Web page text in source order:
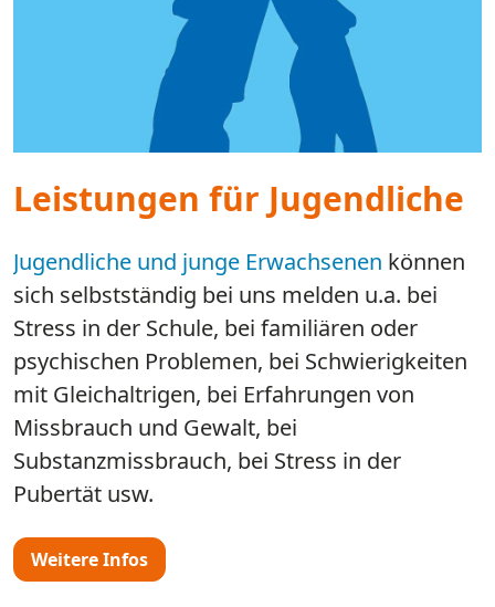
Leistungen für Jugendliche
Jugendliche und junge Erwachsenen können
sich selbstständig bei uns melden u.a. bei
Stress in der Schule, bei familiären oder
psychischen Problemen, bei Schwierigkeiten
mit Gleichaltrigen, bei Erfahrungen von
Missbrauch und Gewalt, bei
Substanzmissbrauch​​​​​​​, bei Stress in der
Pubertät usw.
Weitere Infos